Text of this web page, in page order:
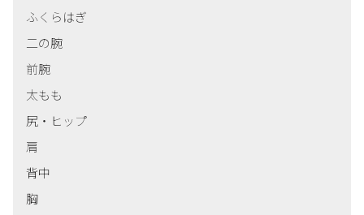
ふくらはぎ
二の腕
前腕
太もも
尻・ヒップ
肩
背中
胸